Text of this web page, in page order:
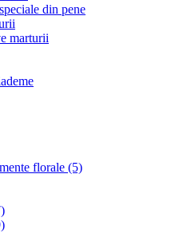
din pene
marturii
florale (5)